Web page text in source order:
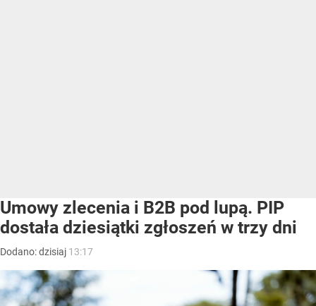
Umowy zlecenia i B2B pod lupą. PIP
dostała dziesiątki zgłoszeń w trzy dni
Dodano:dzisiaj 13:17